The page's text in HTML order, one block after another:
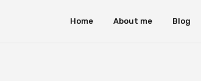
Home About me Blog